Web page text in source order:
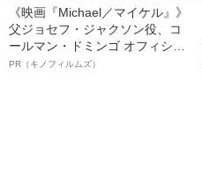
《映画『Michael／マイケル』》
父ジョセフ・ジャクソン役、コ
ールマン・ドミンゴ オフィシャ
ルインタビュー“観客を魅了した
PR（キノフィルムズ）